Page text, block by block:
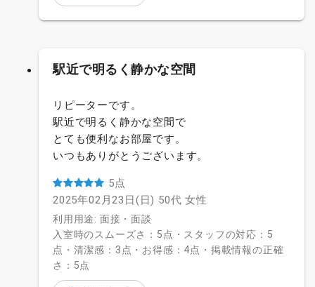
駅近で明るく静かな空間
リピーターです。
駅近で明るく静かな空間で
とても便利なお部屋です。
いつもありがとうございます。
5点
2025年02月23日(日) 50代 女性
利用用途: 面接・面談
入室時のスムーズさ：5点・スタッフの対応：5
点・清潔感：3点・お得感：4点・掲載情報の正確
さ：5点